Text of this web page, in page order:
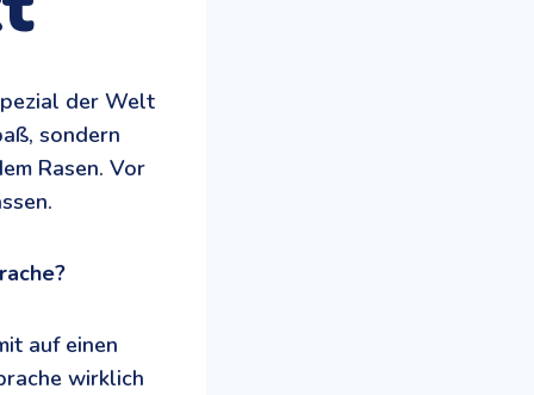
der Welt
sondern
Rasen. Vor
auf einen
wirklich